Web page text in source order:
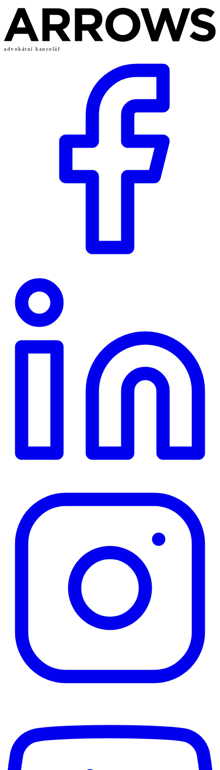
advokátní kancelář